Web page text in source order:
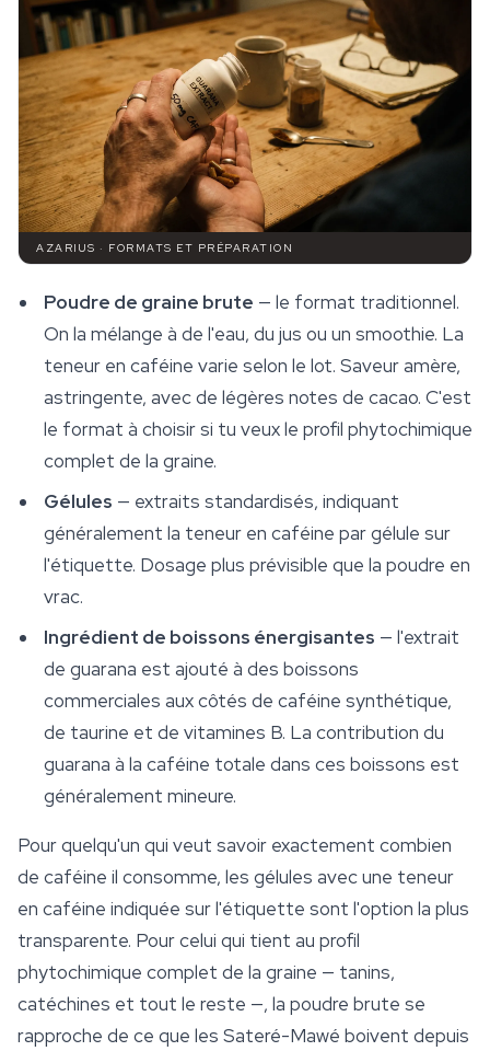
AZARIUS · FORMATS ET PRÉPARATION
Poudre de graine brute — le format traditionnel.
On la mélange à de l'eau, du jus ou un smoothie. La
teneur en caféine varie selon le lot. Saveur amère,
astringente, avec de légères notes de cacao. C'est
le format à choisir si tu veux le profil phytochimique
complet de la graine.
Gélules — extraits standardisés, indiquant
généralement la teneur en caféine par gélule sur
l'étiquette. Dosage plus prévisible que la poudre en
vrac.
Ingrédient de boissons énergisantes — l'extrait
de guarana est ajouté à des boissons
commerciales aux côtés de caféine synthétique,
de taurine et de vitamines B. La contribution du
guarana à la caféine totale dans ces boissons est
généralement mineure.
Pour quelqu'un qui veut savoir exactement combien
de caféine il consomme, les gélules avec une teneur
en caféine indiquée sur l'étiquette sont l'option la plus
transparente. Pour celui qui tient au profil
phytochimique complet de la graine — tanins,
catéchines et tout le reste —, la poudre brute se
rapproche de ce que les Sateré-Mawé boivent depuis